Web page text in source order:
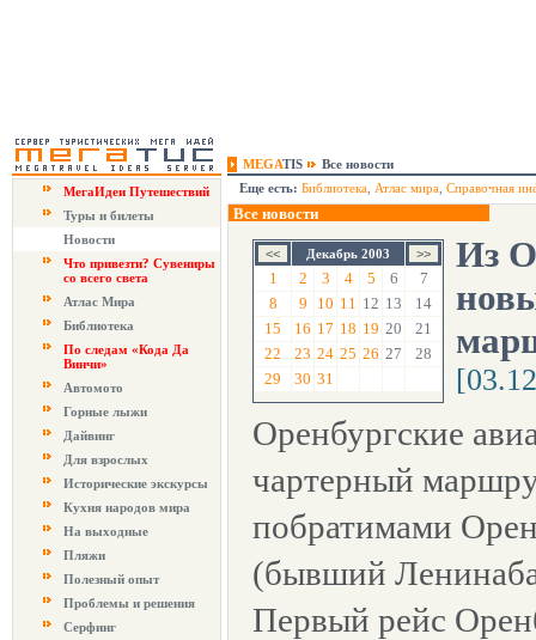
MEGATIS
Все новости
МегаИдеи Путешествий
Туры и билеты
Новости
Что привезти? Сувениры
со всего света
Атлас Мира
Библиотека
По следам «Кода Да
Винчи»
Автомото
Горные лыжи
Дайвинг
Для взрослых
Исторические экскурсы
Кухня народов мира
На выходные
Пляжи
Полезный опыт
Проблемы и решения
Серфинг
Еще есть: Библиотека Атлас мира Справочная
Все новости
Декабрь 2003
1 2 3 4 5 6
7
8
9 10 11 12 13
14
15
16 17 18 19 20
21
22
23 24 25 26 27
28
29
30 31
Из
Оренбургские
чартерный
побратимами
(бывший
Первый рейс